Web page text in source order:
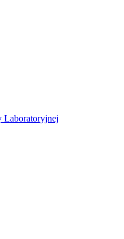
Laboratoryjnej